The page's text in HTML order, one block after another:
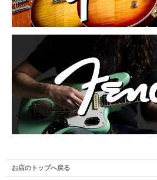
お店のトップへ戻る